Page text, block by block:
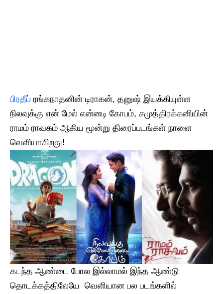
பிரதீப் ரங்கநாதனின் டிராகன், தனுஷ் இயக்கியுள்ள
நிலவுக்கு என் மேல் என்னடி கோபம், சமுத்திரக்கனியின்
ராமம் ராவகம் ஆகிய மூன்று திரைப்படங்கள் நாளை
வெளியாகிறது!
கடந்த ஆண்டை போல இல்லாமல் இந்த ஆண்டு
தொடக்கத்திலேயே வெளியான பல படங்களில்